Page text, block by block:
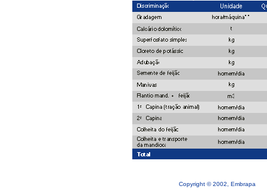
Copyright © 2002, Embrapa